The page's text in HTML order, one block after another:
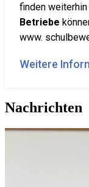
finden
Betriebe
www.
Weitere
Nachrichten